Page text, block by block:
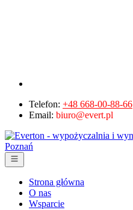
Telefon: +48 668-00-88-66
Email: biuro@evert.pl
Strona główna
O nas
Wsparcie